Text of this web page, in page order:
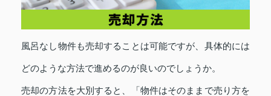
風呂なし物件も売却することは可能ですが、具体的には
どのような方法で進めるのが良いのでしょうか。
売却の方法を大別すると、「物件はそのままで売り方を